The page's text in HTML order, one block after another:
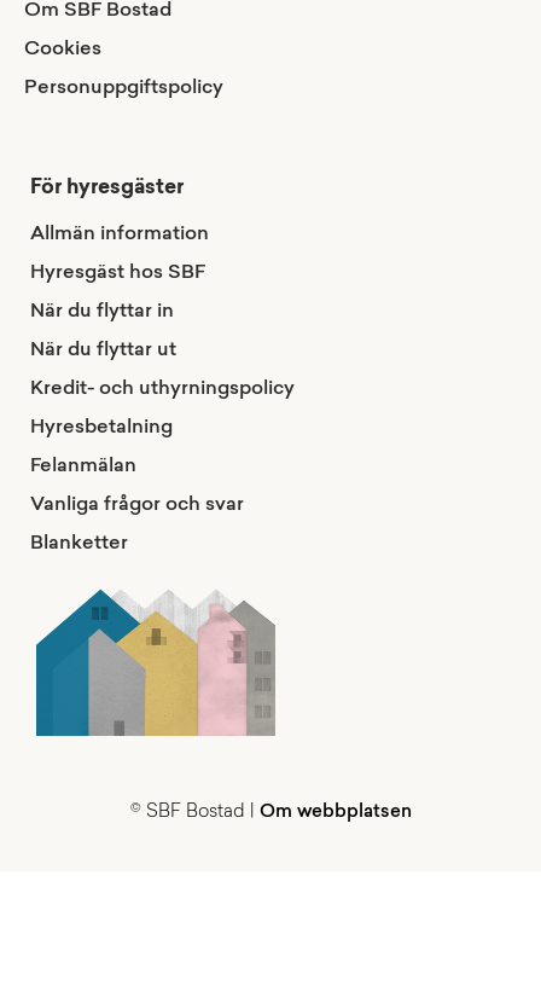
Om SBF Bostad
Cookies
Personuppgiftspolicy
För hyresgäster
Allmän information
Hyresgäst hos SBF
När du flyttar in
När du flyttar ut
Kredit- och uthyrningspolicy
Hyresbetalning
Felanmälan
Vanliga frågor och svar
Blanketter
© SBF Bostad | Om webbplatsen